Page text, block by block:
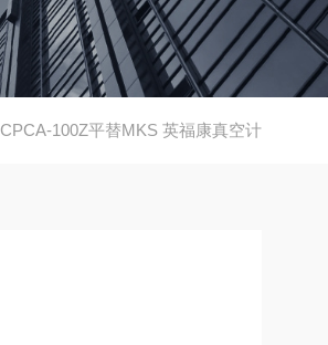
CPCA-100Z平替MKS 英福康真空计